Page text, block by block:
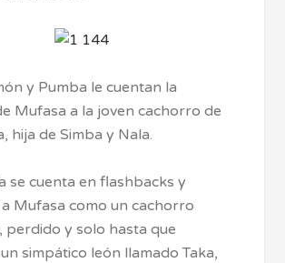
y Pumba le cuentan la
Mufasa a la joven cachorro de
hija de Simba y Nala.
se cuenta en flashbacks y
Mufasa como un cachorro
perdido y solo hasta que
simpático león llamado Taka,